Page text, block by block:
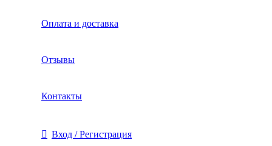
Оплата и доставка
Отзывы
Контакты
Вход / Регистрация